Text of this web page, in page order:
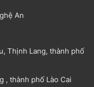
An
Thịnh Lang, thành phố
, thành phố Lào Cai